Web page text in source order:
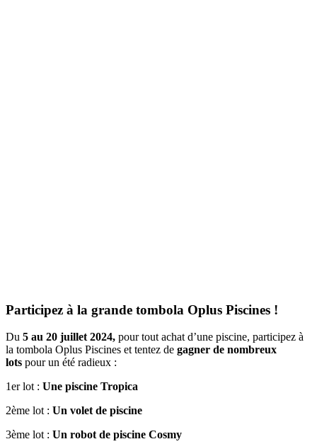
Participez à la grande tombola Oplus Piscines !
Du 5 au 20 juillet 2024, pour tout achat d’une piscine, participez à
la tombola Oplus Piscines et tentez de gagner de nombreux
lots pour un été radieux :
1er lot : Une piscine Tropica
2ème lot : Un volet de piscine
3ème lot : Un robot de piscine Cosmy